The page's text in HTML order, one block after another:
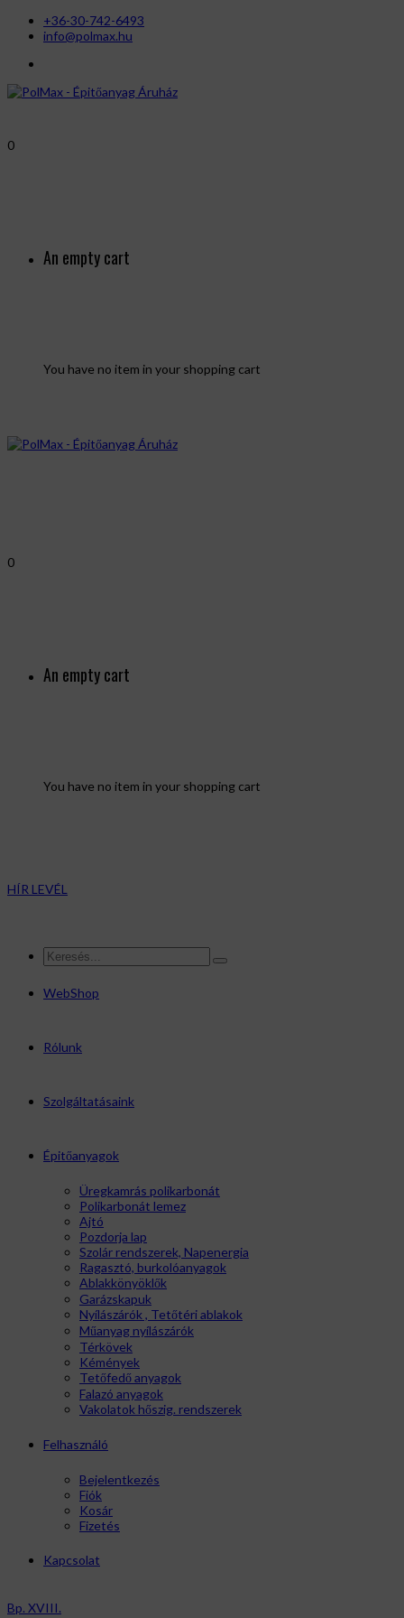
+36-30-742-6493
info@polmax.hu
0
An empty cart
You have no item in your shopping cart
0
An empty cart
You have no item in your shopping cart
HÍR LEVÉL
WebShop
Rólunk
Szolgáltatásaink
Épitőanyagok
Üregkamrás polikarbonát
Polikarbonát lemez
Ajtó
Pozdorja lap
Szolár rendszerek, Napenergia
Ragasztó, burkolóanyagok
Ablakkönyöklők
Garázskapuk
Nyílászárók , Tetőtéri ablakok
Műanyag nyílászárók
Térkövek
Kémények
Tetőfedő anyagok
Falazó anyagok
Vakolatok hőszig. rendszerek
Felhasználó
Bejelentkezés
Fiók
Kosár
Fizetés
Kapcsolat
Bp. XVIII.